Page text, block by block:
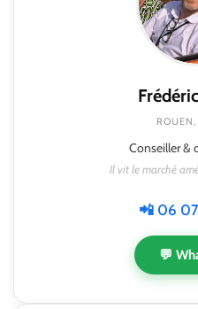
Frédéric
Conseiller &
Il vit le marché
📲 06
💬